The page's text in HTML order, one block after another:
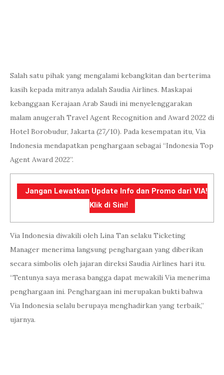
Salah satu pihak yang mengalami kebangkitan dan berterima
kasih kepada mitranya adalah Saudia Airlines. Maskapai
kebanggaan Kerajaan Arab Saudi ini menyelenggarakan
malam anugerah Travel Agent Recognition and Award 2022 di
Hotel Borobudur, Jakarta (27/10). Pada kesempatan itu, Via
Indonesia mendapatkan penghargaan sebagai “Indonesia Top
Agent Award 2022”.
Jangan Lewatkan Update Info dan Promo dari VIA!
Klik di Sini!
Via Indonesia diwakili oleh Lina Tan selaku Ticketing
Manager menerima langsung penghargaan yang diberikan
secara simbolis oleh jajaran direksi Saudia Airlines hari itu.
“Tentunya saya merasa bangga dapat mewakili Via menerima
penghargaan ini. Penghargaan ini merupakan bukti bahwa
Via Indonesia selalu berupaya menghadirkan yang terbaik,”
ujarnya.